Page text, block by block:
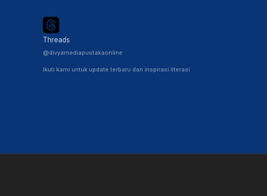
Threads
@divyamediapustakaonline
Ikuti kami untuk update terbaru dan inspirasi literasi